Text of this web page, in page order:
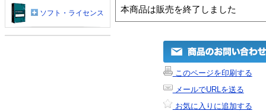
本商品は販売を終了しました
このページを印刷する
メールでURLを送る
お気に入りに追加する
ソフト・ライセンス